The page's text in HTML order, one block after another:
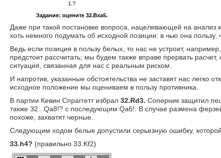
1.?
Задание: оцените 32.Bxa5.
Даже при такой постановке вопроса, нацеливающей на анализ
хоть немного подумать об исходной позиции: в чью она пользу,
Ведь если позиция в пользу белых, то нас не устроит,
предстоит рассчитать; мы будем также вправе прервать
ситуация, связанная для нас с реальным риском.
И напротив, указанные обстоятельства не заставят нас легко
исходное положение мы оцениваем в пользу противника.
В партии Кевин Спраггетт избрал 32.Rd3. Соперник защитил
также 32...Qa8!? с последующим Qa6!. В случае размена
похоже, захватят черные.
Следующим ходом белые допустили серьезную ошибку,
33.h4? (правильно 33.Kf2)